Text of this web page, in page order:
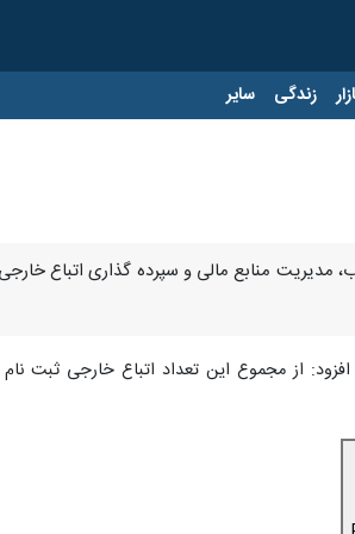
زندگی سایر
مدیریت منابع مالی و سپرده گذاری اتباع